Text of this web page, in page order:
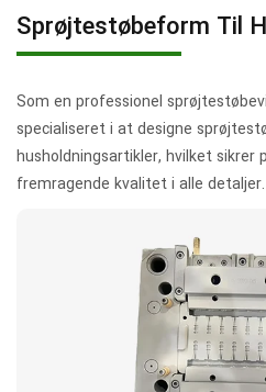
Sprøjtestøbeform Til
Som en professionel
specialiseret i at designe
husholdningsartikler, hvilket sikrer
fremragende kvalitet i alle detaljer.